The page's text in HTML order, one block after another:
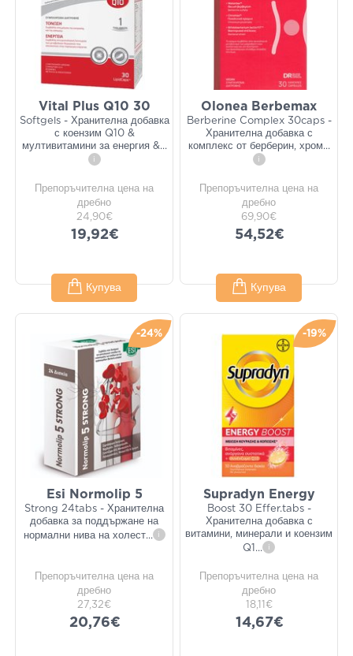
Vital Plus Q10 30
Softgels - Хранителна добавка
с коензим Q10 &
мултивитамини за енергия &...
i
Препоръчителна цена на
дребно
24,90€
19,92€
Купува
Olonea Berbemax
Berberine Complex 30caps -
Хранителна добавка с
комплекс от берберин, хром...
i
Препоръчителна цена на
дребно
69,90€
54,52€
Купува
-24%
Esi Normolip 5
Strong 24tabs - Хранителна
добавка за поддържане на
нормални нива на холест... i
Препоръчителна цена на
дребно
27,32€
20,76€
-19%
Supradyn Energy
Boost 30 Effer.tabs -
Хранителна добавка с
витамини, минерали и коензим
Q1 ... i
Препоръчителна цена на
дребно
18,11€
14,67€